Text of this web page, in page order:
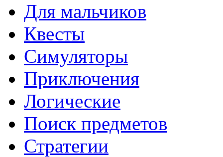
Для мальчиков
Квесты
Симуляторы
Приключения
Логические
Поиск предметов
Стратегии